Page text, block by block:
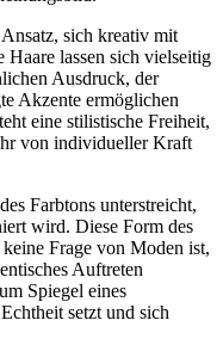
sich kreativ mit
Haare lassen sich vielseitig
Ausdruck, der
Akzente ermöglichen
eine stilistische Freiheit,
von individueller Kraft
Farbtons unterstreicht,
wird. Diese Form des
Frage von Moden ist,
Auftreten
Spiegel eines
setzt und sich